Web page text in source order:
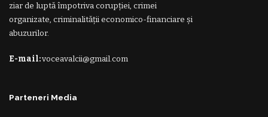
ziar de luptă împotriva corupției, crimei
organizate, criminalității economico-financiare și
abuzurilor.
E-mail:voceavalcii@gmail.com
Parteneri Media